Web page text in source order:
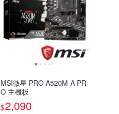
MSI微星 PRO A520M-A PR
O 主機板
$2,090